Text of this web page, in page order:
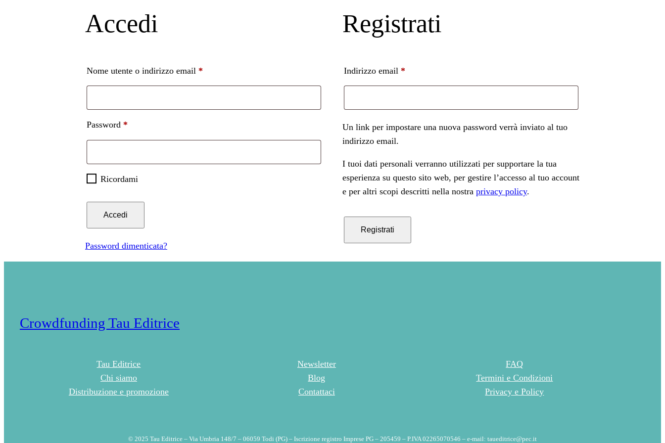
Accedi
Nome utente o indirizzo email *
Password *
Ricordami
Accedi
Password dimenticata?
Registrati
Indirizzo email *
Un link per impostare una nuova password verrà inviato al tuo
indirizzo email.
I tuoi dati personali verranno utilizzati per supportare la tua
esperienza su questo sito web, per gestire l’accesso al tuo account
e per altri scopi descritti nella nostra privacy policy.
Registrati
Crowdfunding Tau Editrice
Tau Editrice
Chi siamo
Distribuzione e promozione
Newsletter
Blog
Contattaci
FAQ
Termini e Condizioni
Privacy e Policy
© 2025 Tau Editrice – Via Umbria 148/7 – 06059 Todi (PG) – Iscrizione registro Imprese PG – 205459 – P.IVA 02265070546 – e-mail: taueditrice@pec.it